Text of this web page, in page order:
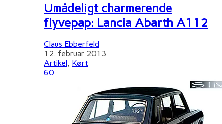
Umådeligt charmerende
flyvepap: Lancia Abarth A112
Claus Ebberfeld
12. februar 2013
Artikel, Kørt
60